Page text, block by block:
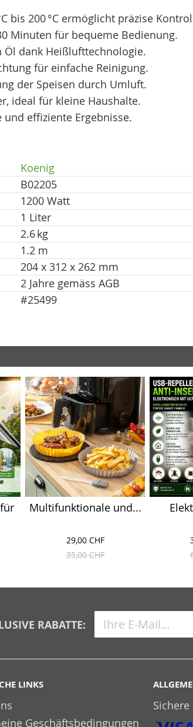
bis 200 °C ermöglicht präzise
Minuten für bequeme Bedienung.
Öl dank Heißlufttechnologie.
für einfache Reinigung.
der Speisen durch Umluft.
ideal für kleine Haushalte.
effiziente Ergebnisse.
Koenig
B02205
1200 Watt
1 Liter
2.6 kg
1.2 m
204 x 312 x 262 mm
2 Jahre gemäss AGB
#25499
Multifunktionale und...
29,00 CHF
35,00 CHF
RABATTE:
LINKS
Geschäftsbedingungen